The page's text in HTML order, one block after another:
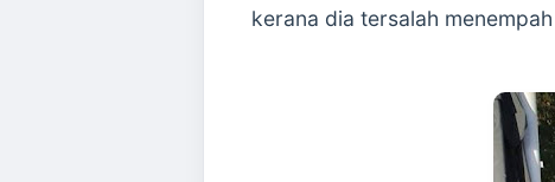
kerana dia tersalah